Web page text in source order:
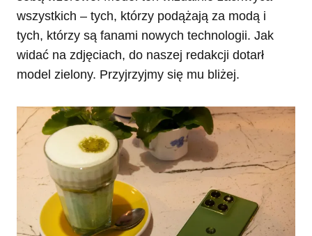
wszystkich – tych, którzy podążają za modą i
tych, którzy są fanami nowych technologii. Jak
widać na zdjęciach, do naszej redakcji dotarł
model zielony. Przyjrzyjmy się mu bliżej.